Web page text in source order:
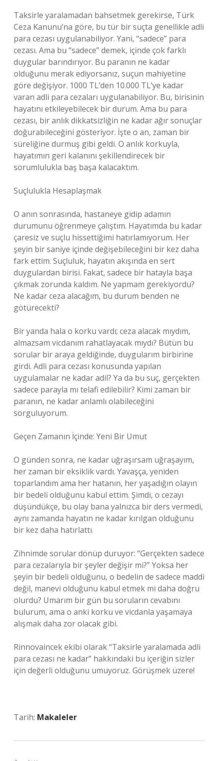
Taksirle yaralamadan bahsetmek gerekirse, Türk
Ceza Kanunu’na göre, bu tür bir suçta genellikle adli
para cezası uygulanabiliyor. Yani, “sadece” para
cezası. Ama bu “sadece” demek, içinde çok farklı
duygular barındırıyor. Bu paranın ne kadar
olduğunu merak ediyorsanız, suçun mahiyetine
göre değişiyor. 1000 TL’den 10.000 TL’ye kadar
varan adli para cezaları uygulanabiliyor. Bu, birisinin
hayatını etkileyebilecek bir durum. Ama bu para
cezası, bir anlık dikkatsizliğin ne kadar ağır sonuçlar
doğurabileceğini gösteriyor. İşte o an, zaman bir
süreliğine durmuş gibi geldi. O anlık korkuyla,
hayatımın geri kalanını şekillendirecek bir
sorumlulukla baş başa kalacaktım.
Suçlulukla Hesaplaşmak
O anın sonrasında, hastaneye gidip adamın
durumunu öğrenmeye çalıştım. Hayatımda bu kadar
çaresiz ve suçlu hissettiğimi hatırlamıyorum. Her
şeyin bir saniye içinde değişebileceğini bir kez daha
fark ettim. Suçluluk, hayatın akışında en sert
duygulardan birisi. Fakat, sadece bir hatayla başa
çıkmak zorunda kaldım. Ne yapmam gerekiyordu?
Ne kadar ceza alacağım, bu durum benden ne
götürecekti?
Bir yanda hala o korku vardı; ceza alacak mıydım,
almazsam vicdanım rahatlayacak mıydı? Bütün bu
sorular bir araya geldiğinde, duygularım birbirine
girdi. Adli para cezası konusunda yapılan
uygulamalar ne kadar adil? Ya da bu suç, gerçekten
sadece parayla mı telafi edilebilir? Kimi zaman bir
paranın, ne kadar anlamlı olabileceğini
sorguluyorum.
Geçen Zamanın İçinde: Yeni Bir Umut
O günden sonra, ne kadar uğraşırsam uğraşayım,
her zaman bir eksiklik vardı. Yavaşça, yeniden
toparlandım ama her hatanın, her yaşadığın olayın
bir bedeli olduğunu kabul ettim. Şimdi, o cezayı
düşündükçe, bu olay bana yalnızca bir ders vermedi,
aynı zamanda hayatın ne kadar kırılgan olduğunu
bir kez daha hatırlattı.
Zihnimde sorular dönüp duruyor: “Gerçekten sadece
para cezalarıyla bir şeyler değişir mi?” Yoksa her
şeyin bir bedeli olduğunu, o bedelin de sadece maddi
değil, manevi olduğunu kabul etmek mi daha doğru
olurdu? Umarım bir gün bu soruların cevabını
bulurum, ama o anki korku ve vicdanla yaşamaya
alışmak daha zor olacak gibi.
Rinnovaincek ekibi olarak “Taksirle yaralamada adli
para cezası ne kadar” hakkındaki bu içeriğin sizler
için değerli olduğunu umuyoruz. Görüşmek üzere!
Tarih: Makaleler